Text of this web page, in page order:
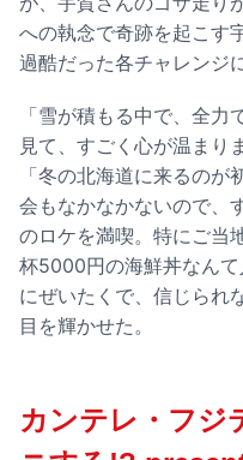
への執念で奇跡を起こす
過酷だった各チャレンジ
「雪が積もる中で、全
見て、すごく心が温まり
「冬の北海道に来るの
会もなかなかないので、
のロケを満喫。特にご当
杯5000円の海鮮丼なん
にぜいたくで、信じられ
目を輝かせた。
カンテレ・フジ